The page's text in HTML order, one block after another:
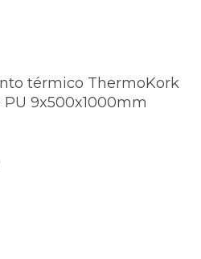
térmico ThermoKork
9x500x1000mm